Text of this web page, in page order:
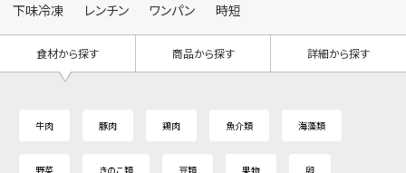
下味冷凍
レンチン ワンパン 時短
食材から探す 商品から探す 詳細から探す
牛肉 豚肉 鶏肉 魚介類 海藻類
野菜 きのこ類 豆類 果物 卵